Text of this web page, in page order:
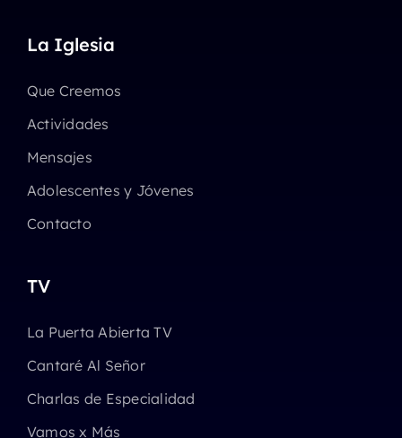
La Iglesia
Que Creemos
Actividades
Mensajes
Adolescentes y Jóvenes
Contacto
TV
La Puerta Abierta TV
Cantaré Al Señor
Charlas de Especialidad
Vamos x Más